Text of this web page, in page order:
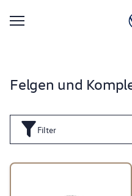
Felgen und
Filter